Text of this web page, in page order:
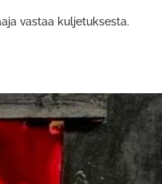
vastaa kuljetuksesta.